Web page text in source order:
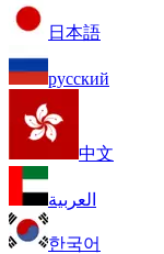
日本語
русский
中文
العربية
한국어